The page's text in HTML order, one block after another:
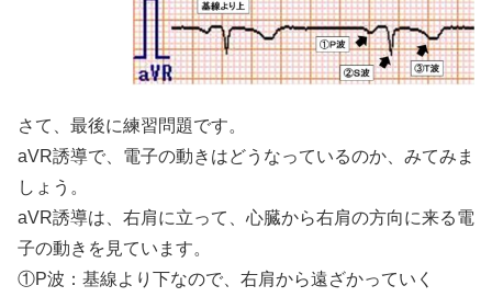
さて、最後に練習問題です。
aVR誘導で、電子の動きはどうなっているのか、みてみま
しょう。
aVR誘導は、右肩に立って、心臓から右肩の方向に来る電
子の動きを見ています。
①P波：基線より下なので、右肩から遠ざかっていく